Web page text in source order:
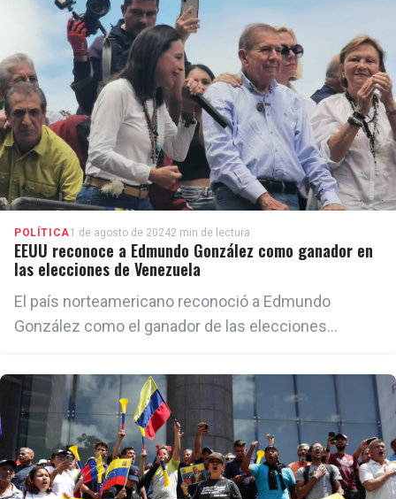
POLÍTICA1 de agosto de 20242 min de lectura
EEUU reconoce a Edmundo González como ganador en
las elecciones de Venezuela
El país norteamericano reconoció a Edmundo
González como el ganador de las elecciones
irrefutables de las actas” muestran que “derrotó a
Maduro con millones de votos”